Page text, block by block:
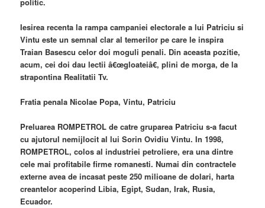
Iesirea recenta la rampa campaniei electorale a lui Patriciu si
Vintu este un semnal clar al temerilor pe care le inspira
Traian Basescu celor doi moguli penali. Din aceasta pozitie,
acum, cei doi dau lectii â€œgloateiâ€, plini de morga, de la
strapontina Realitatii Tv.
Fratia penala Nicolae Popa, Vintu, Patriciu
Preluarea ROMPETROL de catre gruparea Patriciu s-a facut
cu ajutorul nemijlocit al lui Sorin Ovidiu Vintu. In 1998,
ROMPETROL, colos al industriei petroliere, era una dintre
cele mai profitabile firme romanesti. Numai din contractele
externe avea de incasat peste 250 milioane de dolari, harta
creantelor acoperind Libia, Egipt, Sudan, Irak, Rusia,
Ecuador.